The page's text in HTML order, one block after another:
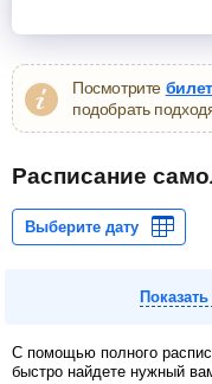
Посмотрите
подобрать
Расписание
С помощью полного
быстро найдете нужный